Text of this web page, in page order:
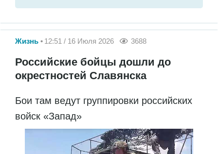
Жизнь 12:51 / 16 Июля 2026 3688
Российские бойцы дошли до
окрестностей Славянска
Бои там ведут группировки российских
войск «Запад»